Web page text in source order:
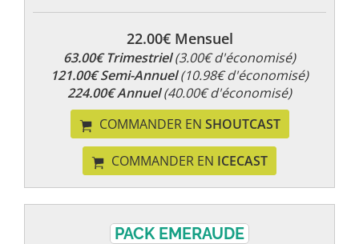
22.00€ Mensuel
63.00€ Trimestriel(3.00€ d'économisé)
121.00€ Semi-Annuel(10.98€ d'économisé)
224.00€ Annuel(40.00€ d'économisé)
COMMANDER EN SHOUTCAST
COMMANDER EN ICECAST
PACK EMERAUDE